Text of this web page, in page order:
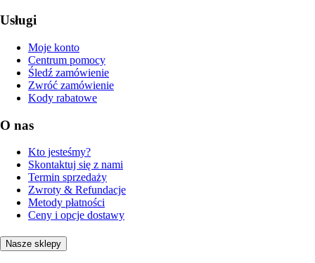
Usługi
Moje konto
Centrum pomocy
Śledź zamówienie
Zwróć zamówienie
Kody rabatowe
O nas
Kto jesteśmy?
Skontaktuj się z nami
Termin sprzedaży
Zwroty & Refundacje
Metody płatności
Ceny i opcje dostawy
Nasze sklepy